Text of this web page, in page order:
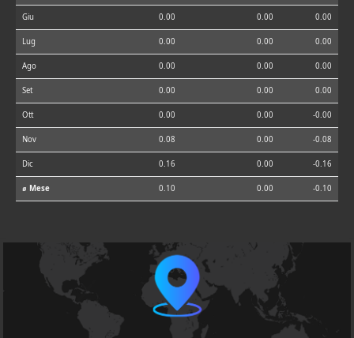
Giu 0.00 0.00 0.00
Lug 0.00 0.00 0.00
Ago 0.00 0.00 0.00
Set 0.00 0.00 0.00
Ott 0.00 0.00 -0.00
Nov 0.08 0.00 -0.08
Dic 0.16 0.00 -0.16
⌀ Mese 0.10 0.00 -0.10